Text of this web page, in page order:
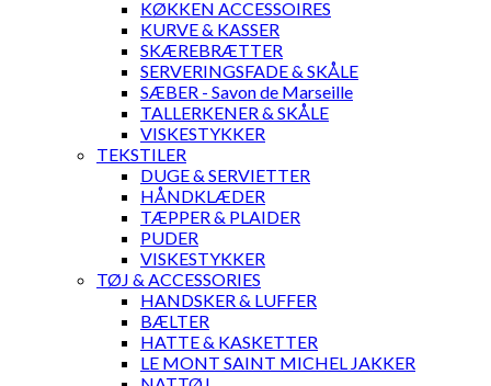
KØKKEN ACCESSOIRES
KURVE & KASSER
SKÆREBRÆTTER
SERVERINGSFADE & SKÅLE
SÆBER - Savon de Marseille
TALLERKENER & SKÅLE
VISKESTYKKER
TEKSTILER
DUGE & SERVIETTER
HÅNDKLÆDER
TÆPPER & PLAIDER
PUDER
VISKESTYKKER
TØJ & ACCESSORIES
HANDSKER & LUFFER
BÆLTER
HATTE & KASKETTER
LE MONT SAINT MICHEL JAKKER